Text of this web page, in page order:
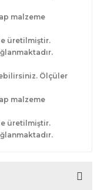
malzeme
üretilmiştir.
Ölçüler
malzeme
üretilmiştir.